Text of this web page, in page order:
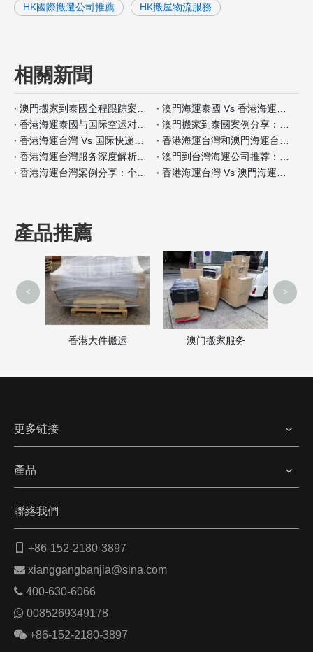
HK國際搬遷公司推薦 HK搬屋物流服務
相關新聞
產品推薦
香港大件搬运 澳门搬家服务
< >
更多链接
產品
聯絡我們
+86-152-2180-3897
 xianggangbanjia@sina.com
 400-630-6066
 0085269349178
 +86-152-2180-3897